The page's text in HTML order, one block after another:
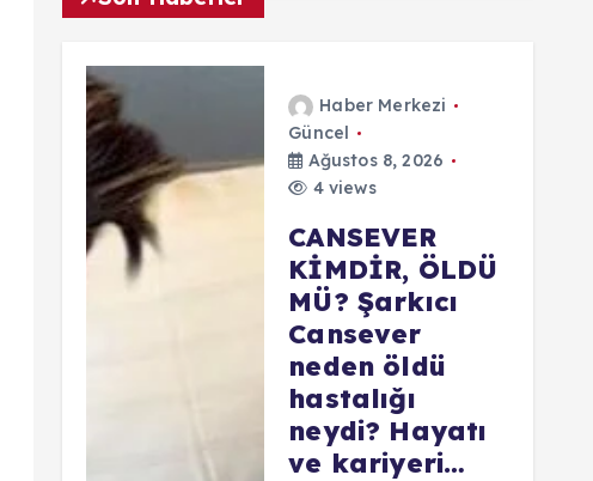
Haber Merkezi
Güncel
Ağustos 8, 2026
4 views
CANSEVER
KİMDİR, ÖLDÜ
MÜ? Şarkıcı
Cansever
neden öldü
hastalığı
neydi? Hayatı
ve kariyeri…